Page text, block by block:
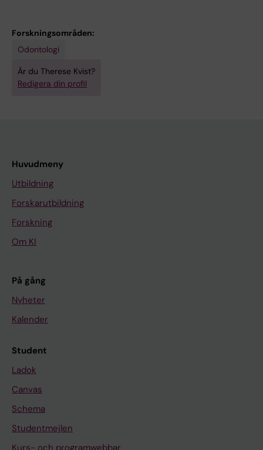
Forskningsområden:
Odontologi
Är du Therese Kvist?
Redigera din profil
Huvudmeny
Utbildning
Forskarutbildning
Forskning
Om KI
På gång
Nyheter
Kalender
Student
Ladok
Canvas
Schema
Studentmejlen
Kurs- och programwebbar